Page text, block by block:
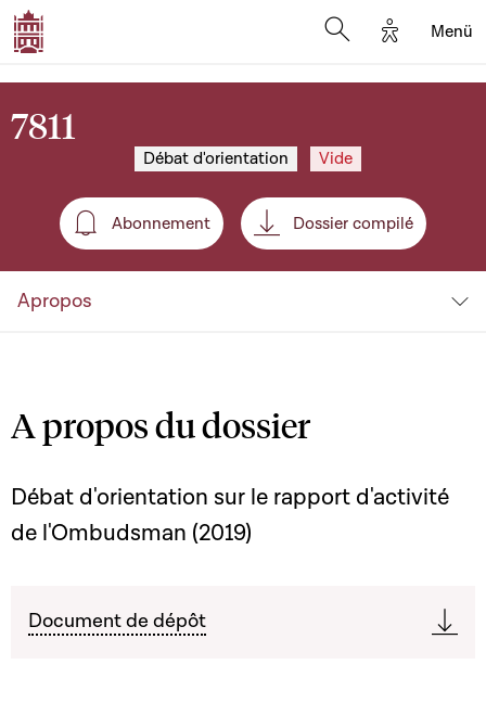
Options
Menü
7811
Débat d'orientation Vide
Abonnement
Abonnement Dossier compilé
Apropos
A propos du dossier
Débat d'orientation sur le rapport d'activité
de l'Ombudsman (2019)
Document de dépôt